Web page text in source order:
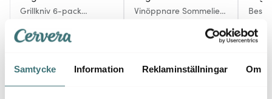
Samtycke Information Reklaminställningar Om
Grillkniv 6-pack
1049 kr
Vinöppnare Sommelier
1789